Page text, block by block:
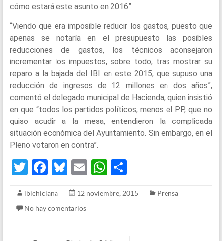
cómo estará este asunto en 2016”.
“Viendo que era imposible reducir los gastos, puesto que
apenas se notaría en el presupuesto las posibles
reducciones de gastos, los técnicos aconsejaron
incrementar los impuestos, sobre todo, tras mostrar su
reparo a la bajada del IBI en este 2015, que supuso una
reducción de ingresos de 12 millones en dos años”,
comentó el delegado municipal de Hacienda, quien insistió
en que “todos los partidos políticos, menos el PP, que no
quiso acudir a la mesa, entendieron la complicada
situación económica del Ayuntamiento. Sin embargo, en el
Pleno votaron en contra”.
T
tt
er
F
ce
b
Bl
es
ky
E
ail
W
at
S
ar
ibichiclana 12 noviembre, 2015
Prensa
No hay comentarios